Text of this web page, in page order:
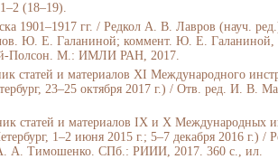
–2 (18–19).
1901–1917 гг. / Редкол А. В. Лавров (науч.
Ю. Е. Галаниной; коммент. Ю. Е.
Полсон. М.: ИМЛИ РАН, 2017.
статей и материалов XI Международного
23–25 октября 2017 г.) / Отв. ред. И. В.
статей и материалов IX и X Международных
1–2 июня 2015 г.; 5–7 декабря 2016 г.)
А. Тимошенко. СПб.: РИИИ, 2017. 360 c., ил.